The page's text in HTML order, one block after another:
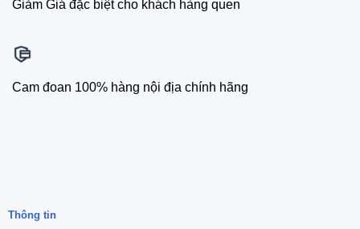
Giảm Giá đặc biệt cho khách hàng quen
Cam đoan 100% hàng nội địa chính hãng
Thông tin